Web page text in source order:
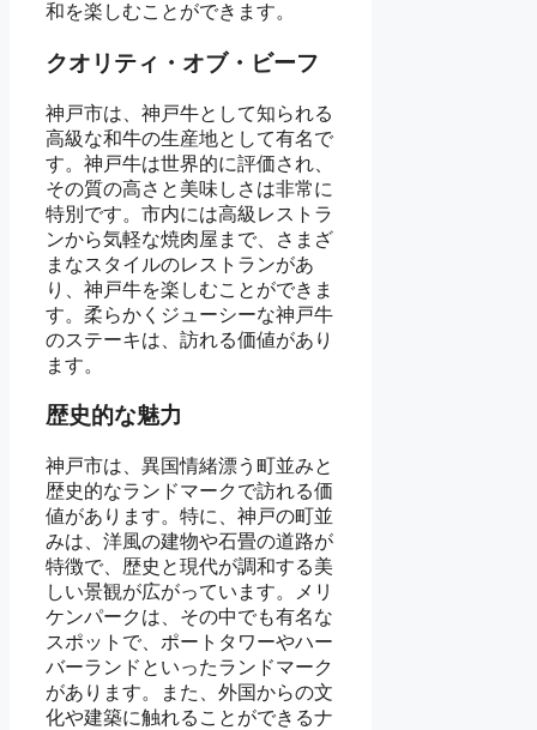
和を楽しむことができます。
クオリティ・オブ・ビーフ
神戸市は、神戸牛として知られる
高級な和牛の生産地として有名で
す。神戸牛は世界的に評価され、
その質の高さと美味しさは非常に
特別です。市内には高級レストラ
ンから気軽な焼肉屋まで、さまざ
まなスタイルのレストランがあ
り、神戸牛を楽しむことができま
す。柔らかくジューシーな神戸牛
のステーキは、訪れる価値があり
ます。
歴史的な魅力
神戸市は、異国情緒漂う町並みと
歴史的なランドマークで訪れる価
値があります。特に、神戸の町並
みは、洋風の建物や石畳の道路が
特徴で、歴史と現代が調和する美
しい景観が広がっています。メリ
ケンパークは、その中でも有名な
スポットで、ポートタワーやハー
バーランドといったランドマーク
があります。また、外国からの文
化や建築に触れることができるナ